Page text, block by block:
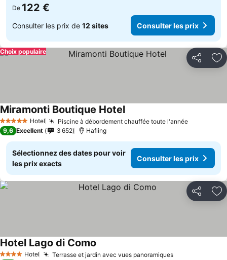
De 122 €
Consulter les prix de 12 sites Consulter les prix
Partager
Choix populaire
5 Étoiles Hotel Piscine à débordement chauffée toute l'année
Miramonti Boutique Hotel
9,6 Excellent 3 652 Hafling
Sélectionnez des dates pour voir
les prix exacts
Consulter les prix
Partager
4 Étoiles Hotel Terrasse et jardin avec vues panoramiques
Hotel Lago di Como